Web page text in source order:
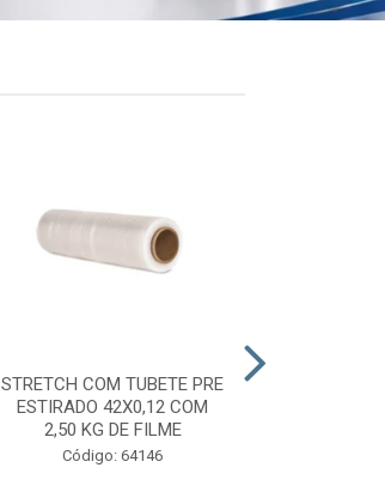
STRETCH COM TUBETE PRE
ESTIRADO 42X0,12 COM
2,50 KG DE FILME
Código: 64146